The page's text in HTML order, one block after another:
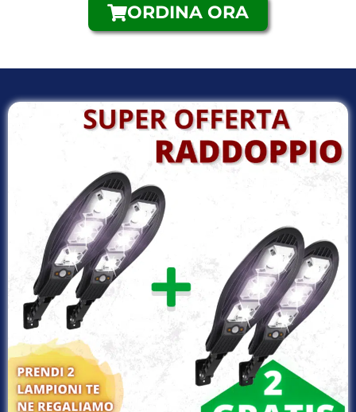
ORDINA ORA